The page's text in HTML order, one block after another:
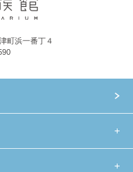
町浜一番丁４